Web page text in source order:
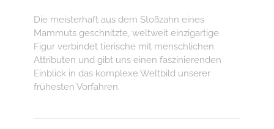
Die meisterhaft aus dem Stoßzahn eines
Mammuts geschnitzte, weltweit einzigartige
Figur verbindet tierische mit menschlichen
Attributen und gibt uns einen faszinierenden
Einblick in das komplexe Weltbild unserer
frühesten Vorfahren.